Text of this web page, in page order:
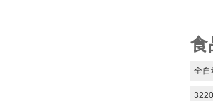
食
全自